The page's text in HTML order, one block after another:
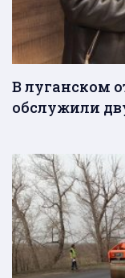
В луганском
обслужили